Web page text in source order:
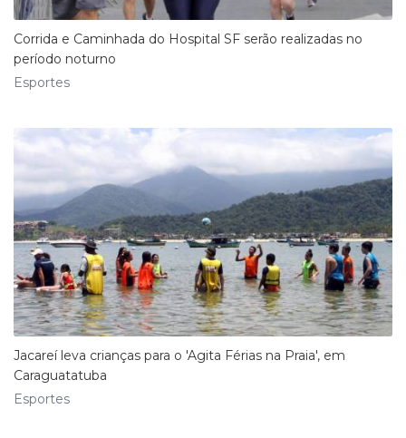
Corrida e Caminhada do Hospital SF serão realizadas no
período noturno
Esportes
Jacareí leva crianças para o 'Agita Férias na Praia', em
Caraguatatuba
Esportes